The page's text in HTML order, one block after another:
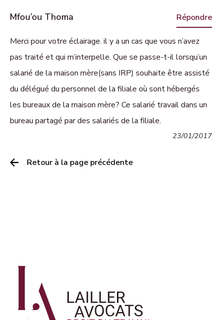
Mfou’ou Thoma Répondre
Merci pour votre éclairage. il y a un cas que vous n’avez
pas traité et qui m’interpelle. Que se passe-t-il lorsqu’un
salarié de la maison mère(sans IRP) souhaite être assisté
du délégué du personnel de la filiale où sont hébergés
les bureaux de la maison mère? Ce salarié travail dans un
bureau partagé par des salariés de la filiale.
23/01/2017
Retour à la page précédente